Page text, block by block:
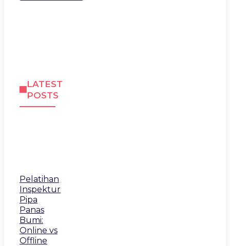
LATEST
POSTS
Pelatihan
Inspektur
Pipa
Panas
Bumi:
Online vs
Offline